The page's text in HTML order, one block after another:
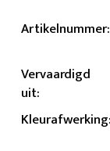
Artikelnummer:
Vervaardigd
uit:
Kleurafwerking: